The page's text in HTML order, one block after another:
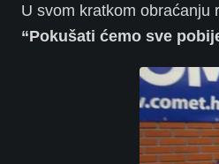
U svom kratkom obraćanju
“Pokušati ćemo sve